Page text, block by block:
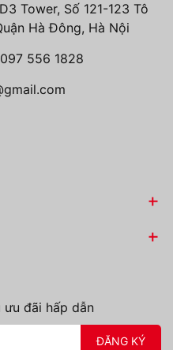
Tower, Số 121-123 Tô
Hà Đông, Hà Nội
097 556 1828
đãi hấp dẫn
ĐĂNG KÝ